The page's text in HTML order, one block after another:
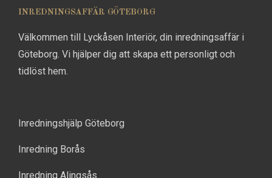
INREDNINGSAFFÄR GÖTEBORG
Välkommen till Lyckåsen Interiör, din inredningsaffär i
Göteborg. Vi hjälper dig att skapa ett personligt och
tidlöst hem.
Inredningshjälp Göteborg
Inredning Borås
Inredning Alingsås